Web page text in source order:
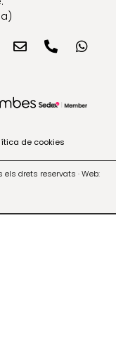
de cookies
els drets reservats · Web: